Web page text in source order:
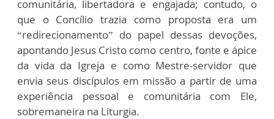
comunitária, libertadora e engajada; contudo, o
que o Concílio trazia como proposta era um
“redirecionamento” do papel dessas devoções,
apontando Jesus Cristo como centro, fonte e ápice
da vida da Igreja e como Mestre-servidor que
envia seus discípulos em missão a partir de uma
experiência pessoal e comunitária com Ele,
sobremaneira na Liturgia.